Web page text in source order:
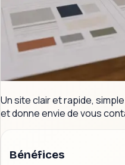
Un site clair et rapide,
et donne envie de vous
Bénéfices